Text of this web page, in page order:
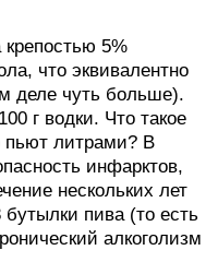
5%
что эквивалентно
деле чуть больше).
г водки. Что такое
пьют литрами? В
инфарктов,
нескольких лет
пива (то есть
алкоголизм